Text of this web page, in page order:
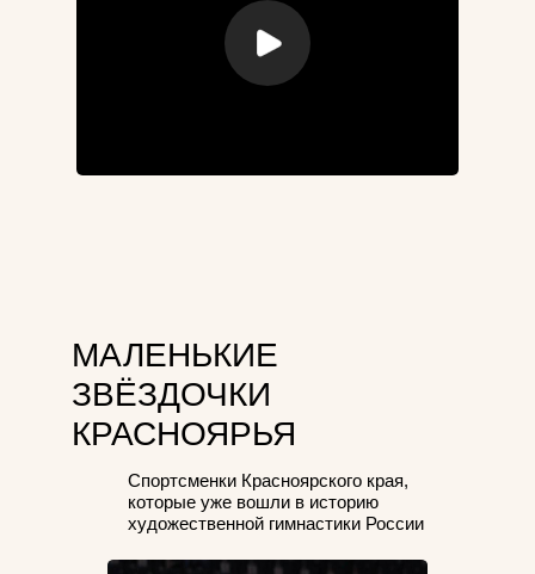
Спортсменки Красноярского края,
которые уже вошли в историю
художественной гимнастики России
МАЛЕНЬКИЕ
ЗВЁЗДОЧКИ
КРАСНОЯРЬЯ